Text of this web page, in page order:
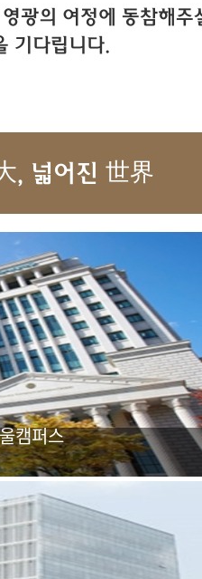
광의 여정에 동참해주
기다립니다.
, 넓어진 世界
캠퍼스
회과학 중심
외국학대학